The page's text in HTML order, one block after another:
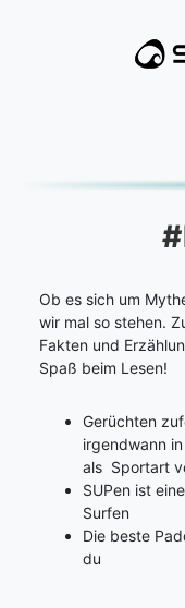
Ob es sich um
wir mal so stehen.
Fakten und
Spaß beim Lesen!
Gerüchten
irgendwann
als Sportart
SUPen ist
Surfen
Die beste
du